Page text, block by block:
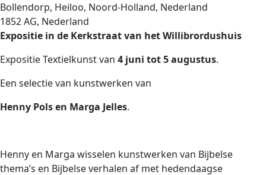
Bollendorp, Heiloo, Noord-Holland, Nederland
1852 AG, Nederland
Expositie in de Kerkstraat van het Willibrordushuis
Expositie Textielkunst van 4 juni tot 5 augustus.
Een selectie van kunstwerken van
Henny Pols en Marga Jelles.
Henny en Marga wisselen kunstwerken van Bijbelse
thema’s en Bijbelse verhalen af met hedendaagse